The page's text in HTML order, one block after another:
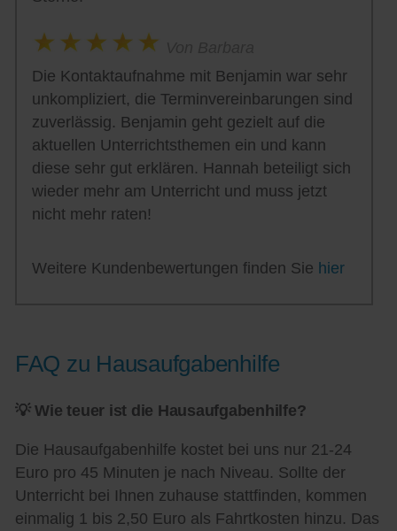
Die Kontaktaufnahme mit Benjamin war sehr
unkompliziert, die Terminvereinbarungen sind
zuverlässig. Benjamin geht gezielt auf die
aktuellen Unterrichtsthemen ein und kann
diese sehr gut erklären. Hannah beteiligt sich
wieder mehr am Unterricht und muss jetzt
nicht mehr raten!
Weitere Kundenbewertungen finden Sie hier
FAQ zu Hausaufgabenhilfe
💡 Wie teuer ist die Hausaufgabenhilfe?
Die Hausaufgabenhilfe kostet bei uns nur 21-24
Euro pro 45 Minuten je nach Niveau. Sollte der
Unterricht bei Ihnen zuhause stattfinden, kommen
einmalig 1 bis 2,50 Euro als Fahrtkosten hinzu. Das